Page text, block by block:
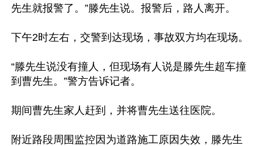
先生就报警了。”滕先生说。报警后，路人离开。
下午2时左右，交警到达现场，事故双方均在现场。
“滕先生说没有撞人，但现场有人说是滕先生超车撞
到曹先生。”警方告诉记者。
期间曹先生家人赶到，并将曹先生送往医院。
附近路段周围监控因为道路施工原因失效，滕先生